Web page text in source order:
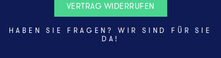
VERTRAG WIDERRUFEN
HABEN SIE FRAGEN? WIR SIND FÜR SIE
DA!